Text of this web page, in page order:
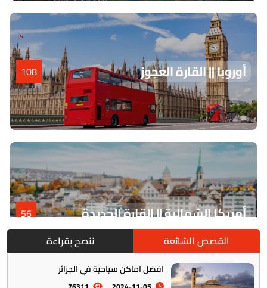
أوروبا || القارة العجوز 108
أمريكا الشمالية || القارة الجديدة
56
القصص الشائعة
ننصح بقراءة
افضل اماكن سياحية في الجزائر